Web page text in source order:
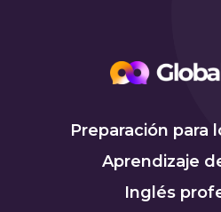
Preparación para
Aprendizaje
Inglés